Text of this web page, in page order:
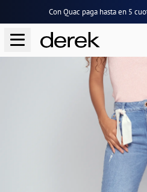
Con Quac paga hasta en 5